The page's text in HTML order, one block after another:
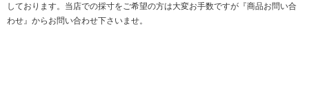
しております。当店での採寸をご希望の方は大変お手数ですが『商品お問い合
わせ』からお問い合わせ下さいませ。